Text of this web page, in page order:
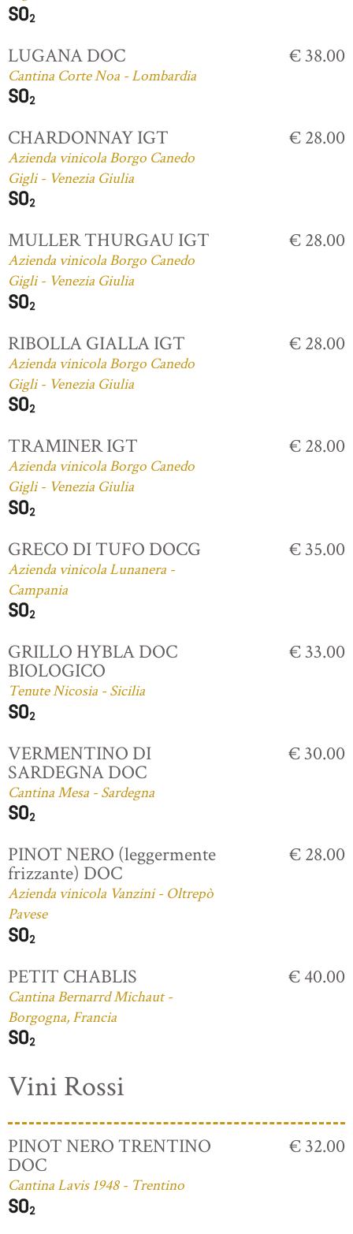
LUGANA DOC
Cantina Corte Noa - Lombardia
€ 38.00
CHARDONNAY IGT
Azienda vinicola Borgo Canedo
Gigli - Venezia Giulia
€ 28.00
MULLER THURGAU IGT
Azienda vinicola Borgo Canedo
Gigli - Venezia Giulia
€ 28.00
RIBOLLA GIALLA IGT
Azienda vinicola Borgo Canedo
Gigli - Venezia Giulia
€ 28.00
TRAMINER IGT
Azienda vinicola Borgo Canedo
Gigli - Venezia Giulia
€ 28.00
GRECO DI TUFO DOCG
Azienda vinicola Lunanera -
Campania
€ 35.00
GRILLO HYBLA DOC
BIOLOGICO
Tenute Nicosia - Sicilia
€ 33.00
VERMENTINO DI
SARDEGNA DOC
Cantina Mesa - Sardegna
€ 30.00
PINOT NERO (leggermente
frizzante) DOC
Azienda vinicola Vanzini - Oltrepò
Pavese
€ 28.00
PETIT CHABLIS
Cantina Bernarrd Michaut -
Borgogna, Francia
€ 40.00
Vini Rossi
PINOT NERO TRENTINO
DOC
Cantina Lavis 1948 - Trentino
€ 32.00